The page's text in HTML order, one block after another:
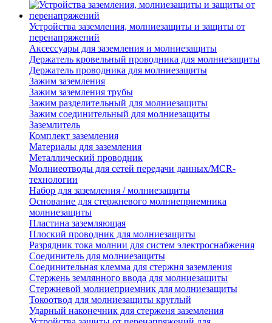
Устройства заземления, молниезащиты и защиты от
перенапряжений
Аксессуары для заземления и молниезащиты
Держатель кровельный проводника для молниезащиты
Держатель проводника для молниезащиты
Зажим заземления
Зажим заземления трубы
Зажим разделительный для молниезащиты
Зажим соединительный для молниезащиты
Заземлитель
Комплект заземления
Материалы для заземления
Металлический проводник
Молниеотводы для сетей передачи данных/MCR-
технологии
Набор для заземления / молниезащиты
Основание для стержневого молниеприемника
молниезащиты
Пластина заземляющая
Плоский проводник для молниезащиты
Разрядник тока молнии для систем электроснабжения
Соединитель для молниезащиты
Соединительная клемма для стержня заземления
Стержень землянного ввода для молниезащиты
Стержневой молниеприемник для молниезащиты
Токоотвод для молниезащиты круглый
Ударный наконечник для стерженя заземления